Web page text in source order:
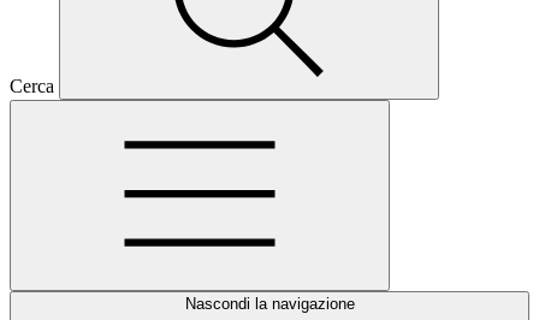
Cerca
Nascondi la navigazione